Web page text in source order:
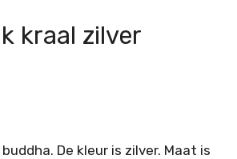
kraal zilver
De kleur is zilver. Maat is